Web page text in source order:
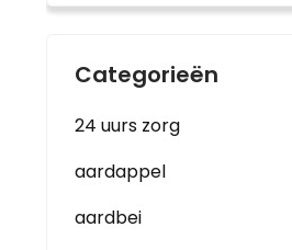
Categorieën
24 uurs zorg
aardappel
aardbei